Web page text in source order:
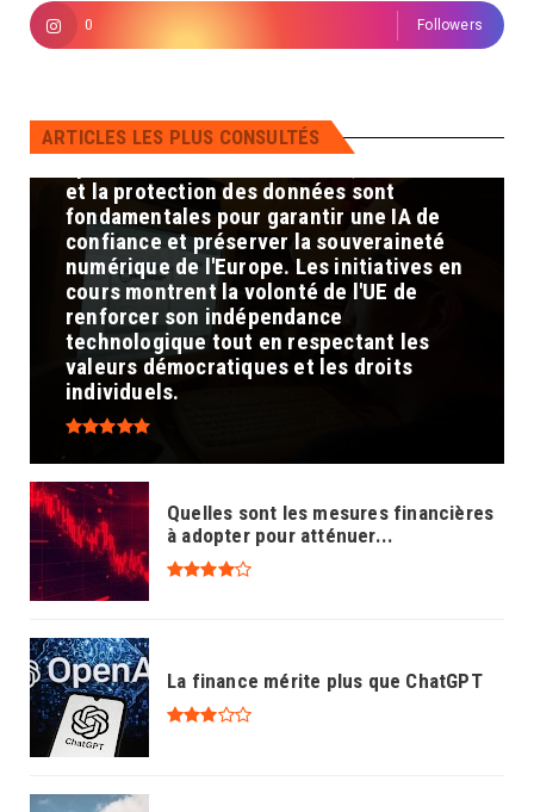
0 Followers
ARTICLES LES PLUS CONSULTÉS
asiatiques en développant ses propres
infrastructures et compétences en IA.
données est crucial pour maintenir la
confiance des citoyens et prévenir les
et la protection des données sont
fondamentales pour garantir une IA de
confiance et préserver la souveraineté
numérique de l'Europe. Les initiatives en
cours montrent la volonté de l'UE de
renforcer son indépendance
technologique tout en respectant les
valeurs démocratiques et les droits
individuels.
Quelles sont les mesures financières
à adopter pour atténuer...
La finance mérite plus que ChatGPT